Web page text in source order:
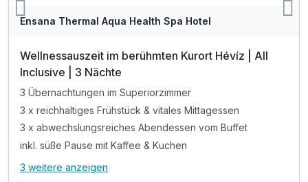
Ensana Thermal Aqua Health Spa Hotel
Wellnessauszeit im berühmten Kurort Hévíz | All
Inclusive | 3 Nächte
3 Übernachtungen im Superiorzimmer
3 x reichhaltiges Frühstück & vitales Mittagessen
3 x abwechslungsreiches Abendessen vom Buffet
inkl. süße Pause mit Kaffee & Kuchen
Alle Inklusivleistungen
3 weitere anzeigen